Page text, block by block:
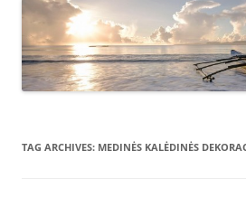
TAG ARCHIVES: MEDINĖS KALĖDINĖS